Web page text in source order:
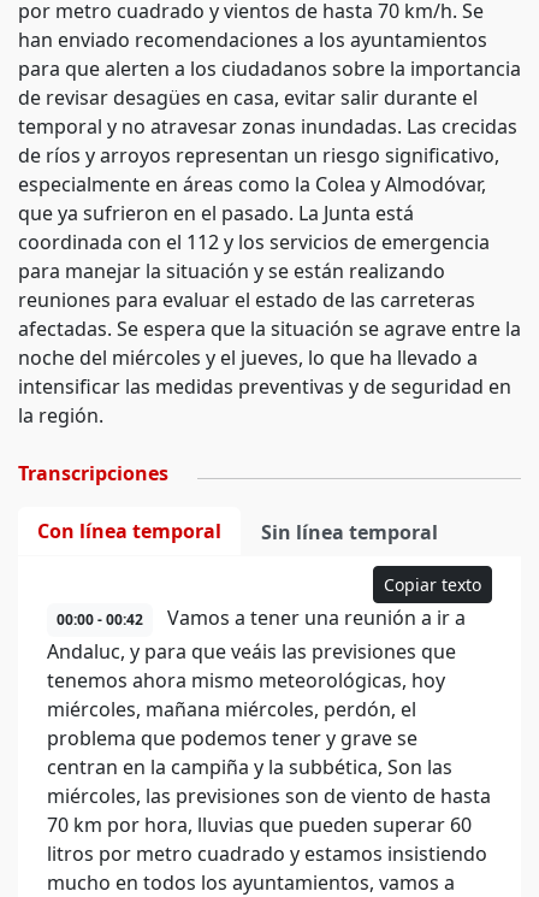
por metro cuadrado y vientos de hasta 70 km/h. Se
han enviado recomendaciones a los ayuntamientos
para que alerten a los ciudadanos sobre la importancia
de revisar desagües en casa, evitar salir durante el
temporal y no atravesar zonas inundadas. Las crecidas
de ríos y arroyos representan un riesgo significativo,
especialmente en áreas como la Colea y Almodóvar,
que ya sufrieron en el pasado. La Junta está
coordinada con el 112 y los servicios de emergencia
para manejar la situación y se están realizando
reuniones para evaluar el estado de las carreteras
afectadas. Se espera que la situación se agrave entre la
noche del miércoles y el jueves, lo que ha llevado a
intensificar las medidas preventivas y de seguridad en
la región.
Transcripciones
Con línea temporal Sin línea temporal
Copiar texto
00:00 - 00:42
Vamos a tener una reunión a ir a
Andaluc, y para que veáis las previsiones que
tenemos ahora mismo meteorológicas, hoy
miércoles, mañana miércoles, perdón, el
problema que podemos tener y grave se
centran en la campiña y la subbética, Son las
miércoles, las previsiones son de viento de hasta
70 km por hora, lluvias que pueden superar 60
litros por metro cuadrado y estamos insistiendo
mucho en todos los ayuntamientos, vamos a